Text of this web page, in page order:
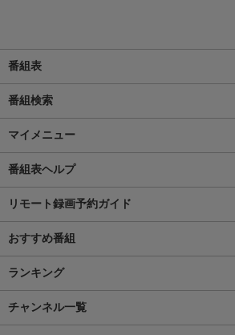
番組表
番組検索
マイメニュー
番組表ヘルプ
リモート録画予約ガイド
おすすめ番組
ランキング
チャンネル一覧